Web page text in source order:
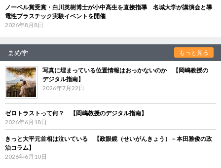
ノーベル賞受賞・白川英樹博士が小中高生を直接指導 名城大学が講演会と導
電性プラスチック実験イベントを開催
2026年8月8日
まめ学 もっと見る
写真に埋まっている位置情報はおっかないのか 【岡嶋教授の
デジタル指南】
2026年7月22日
ゼロトラストって何？ 【岡嶋教授のデジタル指南】
2026年6月18日
きっと大平元首相は泣いている 【政眼鏡（せいがんきょう）－本田雅俊の政
治コラム】
2026年6月10日